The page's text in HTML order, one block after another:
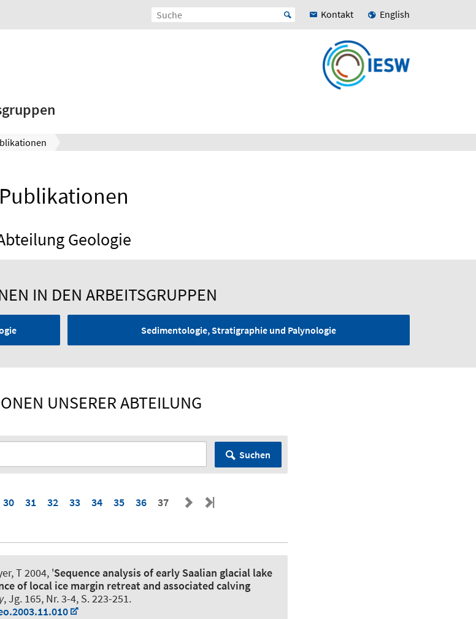
Kontakt English
Publikationen
Geologie
IN DEN ARBEITSGRUPPEN
Sedimentologie, Stratigraphie und Palynologie
UNSERER ABTEILUNG
Suchen
30 31 32 33 34 35 36 37
T 2004, 'Sequence analysis of early Saalian glacial lake
of local ice margin retreat and associated calving
, Jg. 165, Nr. 3-4, S. 223-251.